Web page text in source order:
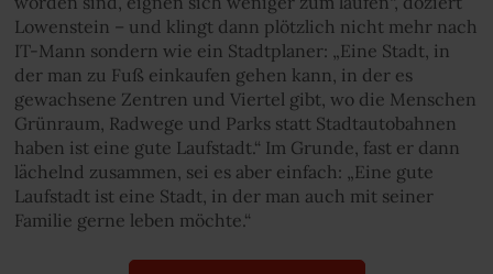
Lowenstein – und klingt dann plötzlich nicht mehr nach
IT-Mann sondern wie ein Stadtplaner: „Eine Stadt, in
der man zu Fuß einkaufen gehen kann, in der es
gewachsene Zentren und Viertel gibt, wo die Menschen
Grünraum, Radwege und Parks statt Stadtautobahnen
haben ist eine gute Laufstadt.“ Im Grunde, fast er dann
lächelnd zusammen, sei es aber einfach: „Eine gute
Laufstadt ist eine Stadt, in der man auch mit seiner
Familie gerne leben möchte.“